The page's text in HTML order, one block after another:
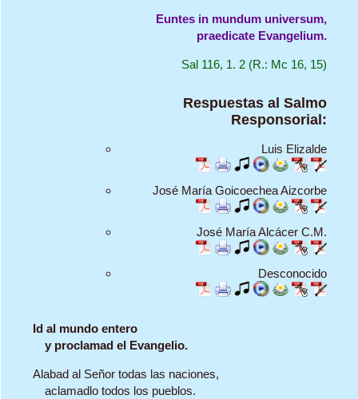
Euntes in mundum universum,
praedicate Evangelium.
Sal 116, 1. 2 (R.: Mc 16, 15)
Respuestas al Salmo
Responsorial:
Luis Elizalde
José María Goicoechea Aizcorbe
José María Alcácer C.M.
Desconocido
Id al mundo entero
y proclamad el Evangelio.
Alabad al Señor todas las naciones,
aclamadlo todos los pueblos.